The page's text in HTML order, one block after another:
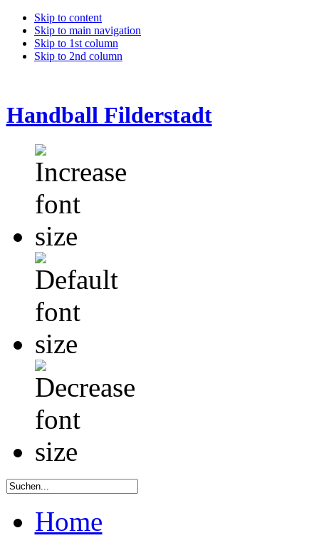
Skip to content
Skip to main navigation
Skip to 1st column
Skip to 2nd column
Handball Filderstadt
Home